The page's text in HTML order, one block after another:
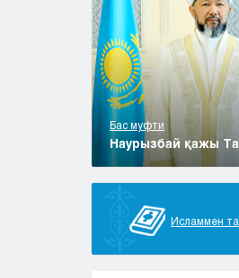
Бас муфти
Наурызбай қажы
Исламмен